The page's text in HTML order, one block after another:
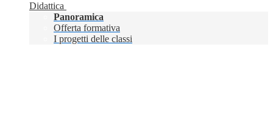
Didattica
Panoramica
Offerta formativa
I progetti delle classi